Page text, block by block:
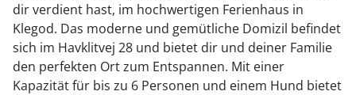
dir verdient hast, im hochwertigen Ferienhaus in
Klegod. Das moderne und gemütliche Domizil befindet
sich im Havklitvej 28 und bietet dir und deiner Familie
den perfekten Ort zum Entspannen. Mit einer
Kapazität für bis zu 6 Personen und einem Hund bietet